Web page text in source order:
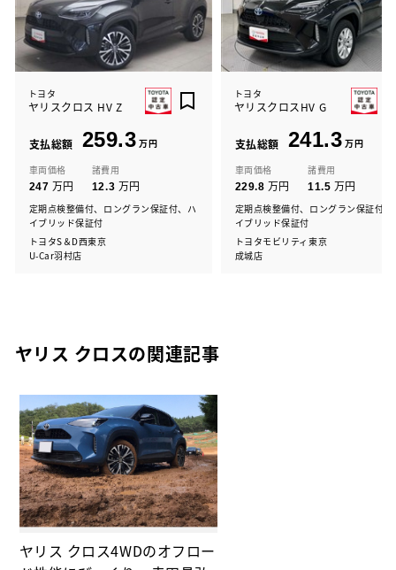
トヨタ
ヤリスクロス HV Z
支払総額 259.3 万円
車両価格
247 万円
諸費用
12.3 万円
定期点検整備付、ロングラン保証付、ハ
イブリッド保証付
トヨタS＆D西東京
U-Car羽村店
トヨタ
ヤリスクロスHV G
支払総額 241.3 万円
車両価格
229.8 万円
諸費用
11.5 万円
定期点検整備付、ロングラン保証付、
イブリッド保証付
トヨタモビリティ東京
成城店
ヤリス クロスの関連記事
ヤリス クロス4WDのオフロー